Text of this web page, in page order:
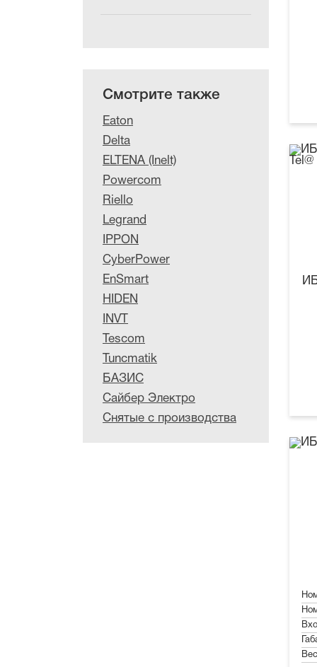
Смотрите также
Eaton
Delta
ELTENA (Inelt)
Powercom
Riello
Legrand
IPPON
CyberPower
EnSmart
HIDEN
INVT
Tescom
Tuncmatik
БАЗИС
Сайбер Электро
Снятые с производства